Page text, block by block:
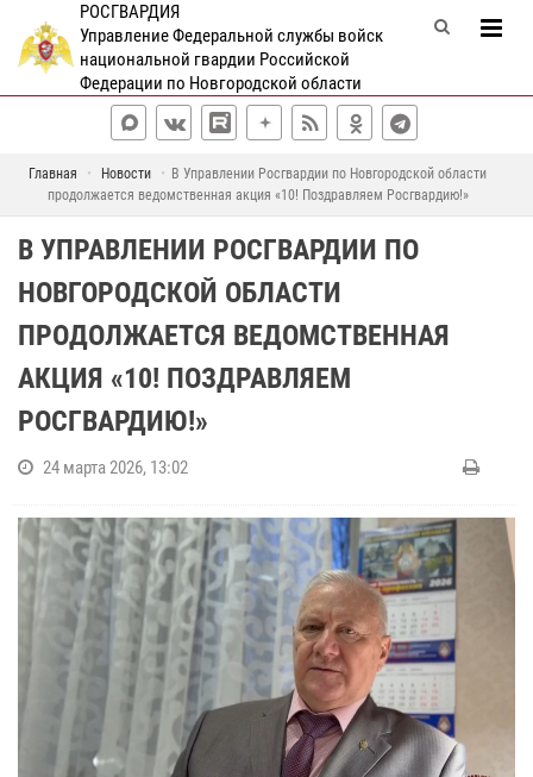
РОСГВАРДИЯ
Управление Федеральной службы войск
национальной гвардии Российской
Федерации по Новгородской области
Главная Новости
В Управлении Росгвардии по Новгородской области
продолжается ведомственная акция «10! Поздравляем Росгвардию!»
В УПРАВЛЕНИИ РОСГВАРДИИ ПО
НОВГОРОДСКОЙ ОБЛАСТИ
ПРОДОЛЖАЕТСЯ ВЕДОМСТВЕННАЯ
АКЦИЯ «10! ПОЗДРАВЛЯЕМ
РОСГВАРДИЮ!»
24 марта 2026, 13:02